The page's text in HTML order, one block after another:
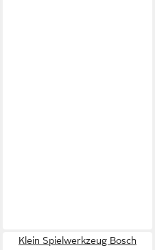
Klein Spielwerkzeug Bosch